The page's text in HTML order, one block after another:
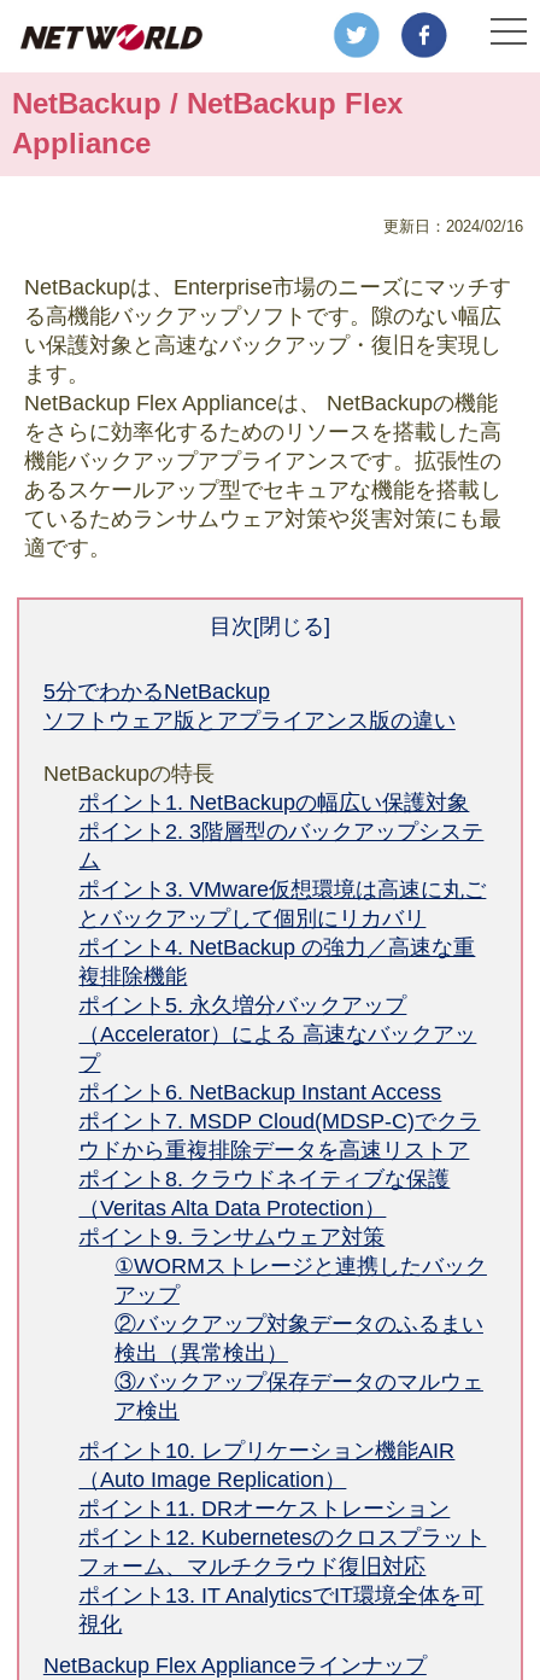
NetBackup / NetBackup Flex
Appliance
更新日：2024/02/16
NetBackupは、Enterprise市場のニーズにマッチす
る高機能バックアップソフトです。隙のない幅広
い保護対象と高速なバックアップ・復旧を実現し
ます。
NetBackup Flex Applianceは、 NetBackupの機能
をさらに効率化するためのリソースを搭載した高
機能バックアップアプライアンスです。拡張性の
あるスケールアップ型でセキュアな機能を搭載し
ているためランサムウェア対策や災害対策にも最
適です。
目次
5分でわかるNetBackup
ソフトウェア版とアプライアンス版の違い
NetBackupの特長
ポイント1. NetBackupの幅広い保護対象
ポイント2. 3階層型のバックアップシステ
ム
ポイント3. VMware仮想環境は高速に丸ご
とバックアップして個別にリカバリ
ポイント4. NetBackup の強力／高速な重
複排除機能
ポイント5. 永久増分バックアップ
（Accelerator）による 高速なバックアッ
プ
ポイント6. NetBackup Instant Access
ポイント7. MSDP Cloud(MDSP-C)でクラ
ウドから重複排除データを高速リストア
ポイント8. クラウドネイティブな保護
（Veritas Alta Data Protection）
ポイント9. ランサムウェア対策
①WORMストレージと連携したバック
アップ
②バックアップ対象データのふるまい
検出（異常検出）
③バックアップ保存データのマルウェ
ア検出
ポイント10. レプリケーション機能AIR
（Auto Image Replication）
ポイント11. DRオーケストレーション
ポイント12. Kubernetesのクロスプラット
フォーム、マルチクラウド復旧対応
ポイント13. IT AnalyticsでIT環境全体を可
視化
NetBackup Flex Applianceラインナップ